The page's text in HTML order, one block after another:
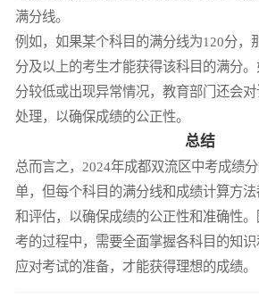
满分线。
例如，如果某个科目的满分线为120分，
分及以上的考生才能获得该科目的满分
分较低或出现异常情况，教育部门还会
处理，以确保成绩的公正性。
总结
总而言之，2024年成都双流区中考成绩
单，但每个科目的满分线和成绩计算方
和评估，以确保成绩的公正性和准确性
考的过程中，需要全面掌握各科目的知
应对考试的准备，才能获得理想的成绩。